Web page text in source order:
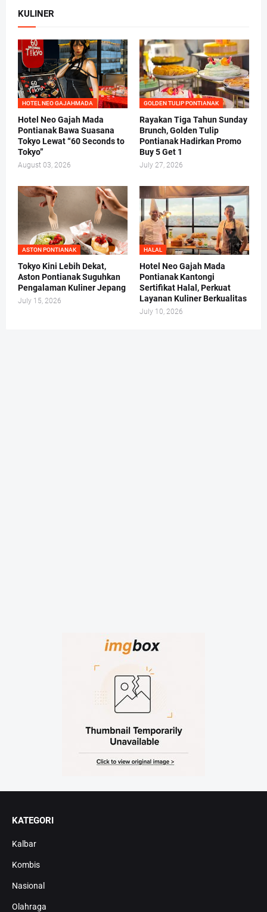
KULINER
HOTEL NEO GAJAHMADA
Hotel Neo Gajah Mada
Pontianak Bawa Suasana
Tokyo Lewat “60 Seconds to
Tokyo”
August 03, 2026
GOLDEN TULIP PONTIANAK
Rayakan Tiga Tahun Sunday
Brunch, Golden Tulip
Pontianak Hadirkan Promo
Buy 5 Get 1
July 27, 2026
ASTON PONTIANAK
Tokyo Kini Lebih Dekat,
Aston Pontianak Suguhkan
Pengalaman Kuliner Jepang
July 15, 2026
HALAL
Hotel Neo Gajah Mada
Pontianak Kantongi
Sertifikat Halal, Perkuat
Layanan Kuliner Berkualitas
July 10, 2026
KATEGORI
Kalbar
Kombis
Nasional
Olahraga